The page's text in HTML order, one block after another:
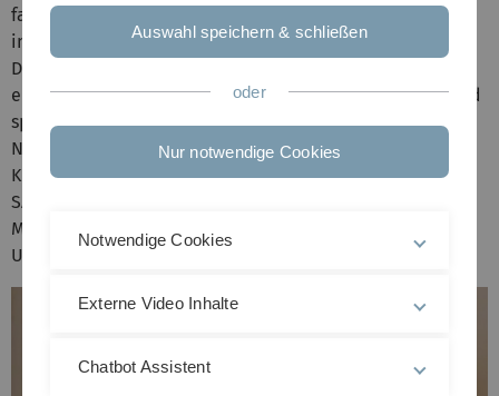
fand im Rahmen der Jahrestagung der DGAUM Ende März
in Erfurt statt.
Die SAMA wurde 1977 von Professor Theodor Fliedner,
einem der Gründungsprofessoren der Universität Ulm und
späteren langjährigen Rektor, mitbegründet.
Noch heute besteht eine enge Zusammenarbeit mit
Kliniken und Einrichtungen der Universitätsmedizin: Die
SAMA engagiert sich beispielswiese in der Lehre für
Medizinstudierende in den Bereichen Arbeitsund
Umweltmedizin.
Auswahl speichern & schließen
oder
Nur notwendige Cookies
Notwendige Cookies
Externe Video Inhalte
Chatbot Assistent